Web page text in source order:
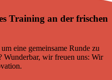
Training an der frischen
eine gemeinsame Runde zu
Wunderbar, wir freuen uns: Wir